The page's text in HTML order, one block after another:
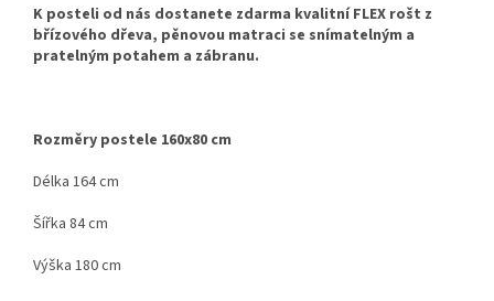
K posteli od nás dostanete zdarma kvalitní FLEX rošt z
břízového dřeva, pěnovou matraci se snímatelným a
pratelným potahem a zábranu.
Rozměry postele 160x80 cm
Délka 164 cm
Šířka 84 cm
Výška 180 cm